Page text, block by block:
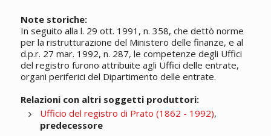
Note storiche:
In seguito alla l. 29 ott. 1991, n. 358, che dettò norme
per la ristrutturazione del Ministero delle finanze, e al
d.p.r. 27 mar. 1992, n. 287, le competenze degli Uffici
del registro furono attribuite agli Uffici delle entrate,
organi periferici del Dipartimento delle entrate.
Relazioni con altri soggetti produttori:
Ufficio del registro di Prato (1862 - 1992),
predecessore